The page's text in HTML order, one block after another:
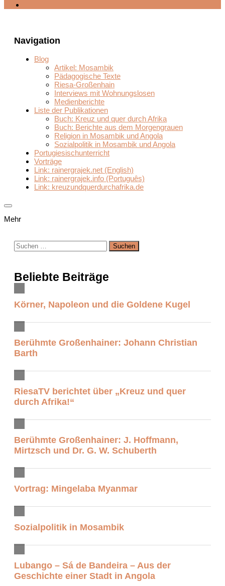
Navigation
Blog
Artikel: Mosambik
Pädagogische Texte
Riesa-Großenhain
Interviews mit Wohnungslosen
Medienberichte
Liste der Publikationen
Buch: Kreuz und quer durch Afrika
Buch: Berichte aus dem Morgengrauen
Religion in Mosambik und Angola
Sozialpolitik in Mosambik und Angola
Portugiesischunterricht
Vorträge
Link: rainergrajek.net (English)
Link: rainergrajek.info (Português)
Link: kreuzundquerdurchafrika.de
Mehr
Suchen
nach:
Beliebte Beiträge
Körner, Napoleon und die Goldene Kugel
Berühmte Großenhainer: Johann Christian
Barth
RiesaTV berichtet über „Kreuz und quer
durch Afrika!“
Berühmte Großenhainer: J. Hoffmann,
Mirtzsch und Dr. G. W. Schuberth
Vortrag: Mingelaba Myanmar
Sozialpolitik in Mosambik
Lubango – Sá de Bandeira – Aus der
Geschichte einer Stadt in Angola